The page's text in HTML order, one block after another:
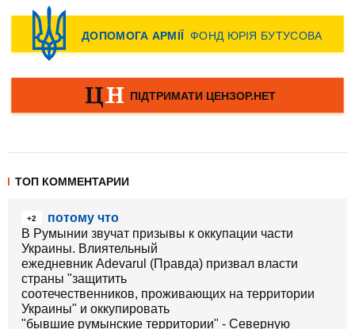
ТОП КОММЕНТАРИИ
+2
потому что
В Румынии звучат призывы к оккупации части
Украины. Влиятельный
ежедневник Аdevarul (Правда) призвал власти
страны "защитить
соотечественников, проживающих на территории
Украины" и оккупировать
"бывшие румынские территории" - Северную